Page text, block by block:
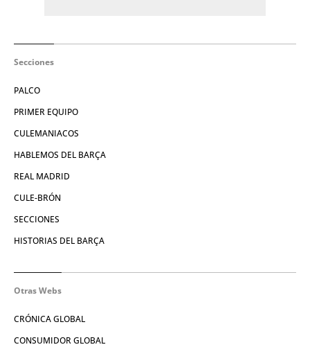
Secciones
PALCO
PRIMER EQUIPO
CULEMANIACOS
HABLEMOS DEL BARÇA
REAL MADRID
CULE-BRÓN
SECCIONES
HISTORIAS DEL BARÇA
Otras Webs
CRÓNICA GLOBAL
CONSUMIDOR GLOBAL